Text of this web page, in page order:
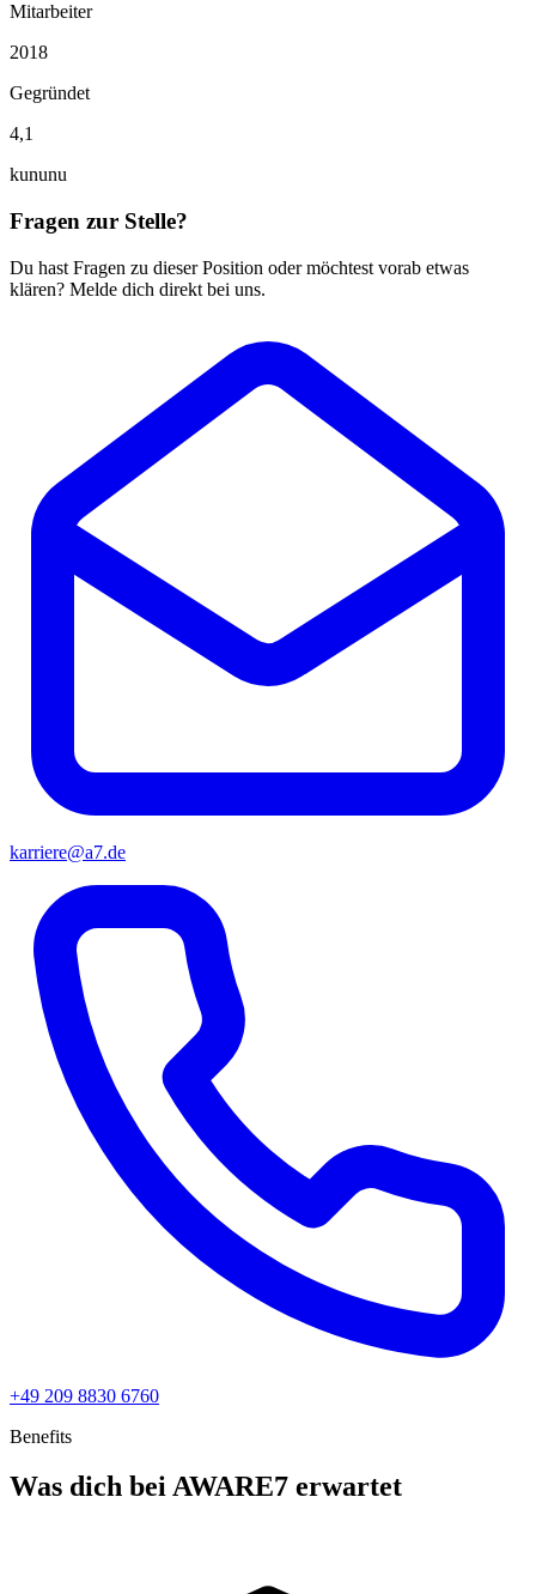
Mitarbeiter
2018
Gegründet
4,1
kununu
Fragen zur Stelle?
Du hast Fragen zu dieser Position oder möchtest vorab etwas
klären? Melde dich direkt bei uns.
karriere@a7.de
+49 209 8830 6760
Benefits
Was dich bei AWARE7 erwartet